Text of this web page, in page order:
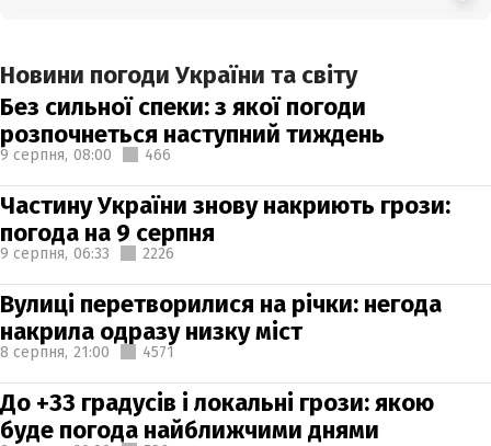
Новини погоди України та світу
Без сильної спеки: з якої погоди
розпочнеться наступний тиждень
9 серпня, 08:00 466
Частину України знову накриють грози:
погода на 9 серпня
9 серпня, 06:33 2226
Вулиці перетворилися на річки: негода
накрила одразу низку міст
8 серпня, 21:00 4571
До +33 градусів і локальні грози: якою
буде погода найближчими днями